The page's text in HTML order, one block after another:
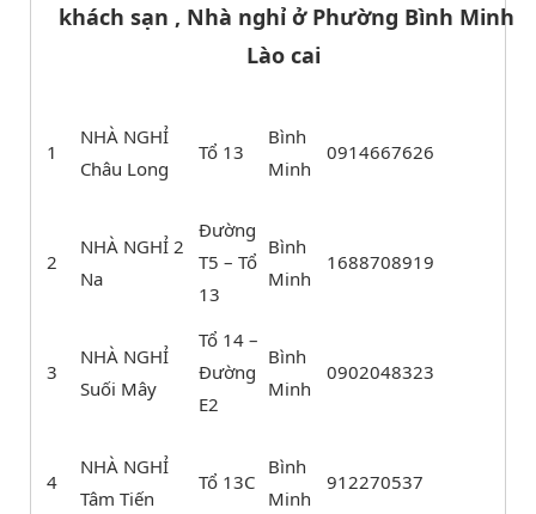
khách sạn , Nhà nghỉ ở Phường Bình Minh
Lào cai
1
NHÀ NGHỈ
Châu Long
Tổ 13
Bình
Minh
0914667626
2
NHÀ NGHỈ 2
Na
Đường
T5 – Tổ
13
Bình
Minh
1688708919
3
NHÀ NGHỈ
Suối Mây
Tổ 14 –
Đường
E2
Bình
Minh
0902048323
4
NHÀ NGHỈ
Tâm Tiến
Tổ 13C
Bình
Minh
912270537